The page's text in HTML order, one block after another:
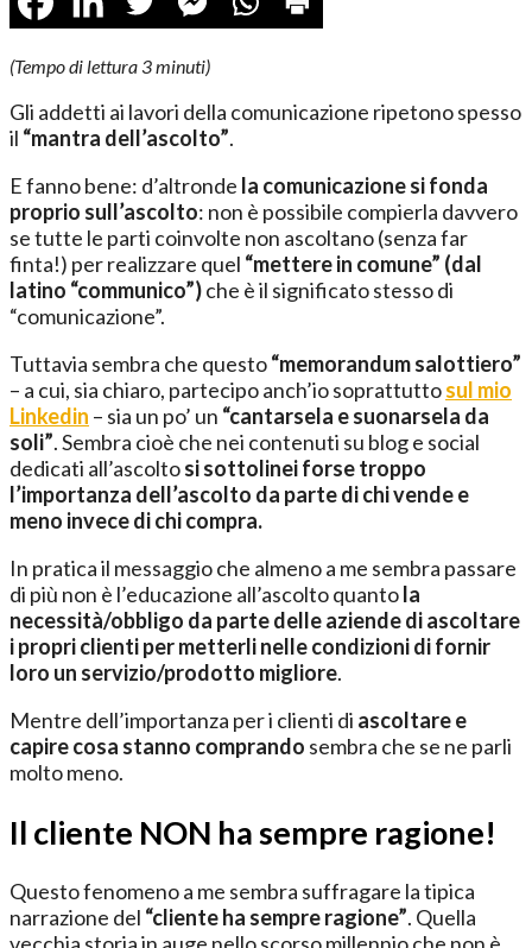
(Tempo di lettura 3minuti)
Gli addetti ai lavori della comunicazione ripetono spesso
il “mantra dell’ascolto”.
E fanno bene: d’altronde la comunicazione si fonda
proprio sull’ascolto: non è possibile compierla davvero
se tutte le parti coinvolte non ascoltano (senza far
finta!) per realizzare quel “mettere in comune” (dal
latino “communico”)che è il significato stesso di
“comunicazione”.
Tuttavia sembra che questo“memorandum salottiero”
– a cui, sia chiaro, partecipo anch’io soprattuttosul mio
Linkedin – sia un po’ un “cantarsela e suonarsela da
soli”. Sembra cioè che nei contenuti su blog e social
dedicati all’ascoltosi sottolinei forse troppo
l’importanza dell’ascolto da parte di chi vende e
meno invece di chi compra.
In pratica il messaggio che almeno a me sembra passare
di più non è l’educazione all’ascolto quantola
necessità/obbligo da parte delle aziende di ascoltare
i propri clienti per metterli nelle condizioni di fornir
loro un servizio/prodotto migliore.
Mentre dell’importanza per i clienti di ascoltare e
capire cosa stanno comprando sembra che se ne parli
molto meno.
Il cliente NON ha sempre ragione!
Questo fenomeno a me sembra suffragare la tipica
narrazione del “cliente ha sempre ragione”. Quella